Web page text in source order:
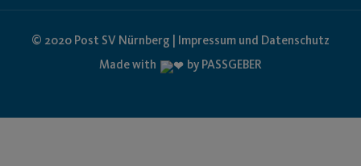
© 2020 Post SV Nürnberg | Impressum und Datenschutz
Made with
by PASSGEBER